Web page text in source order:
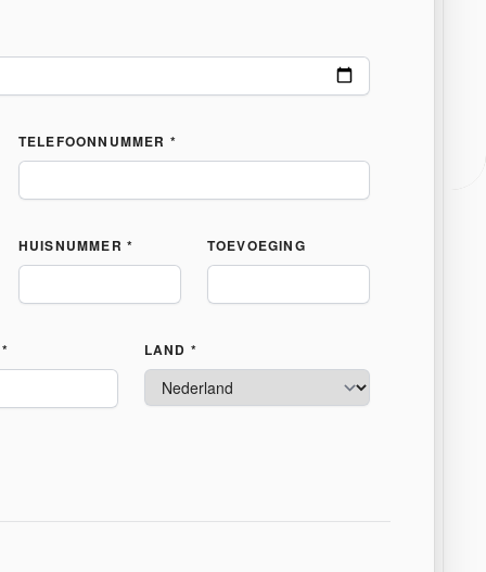
TELEFOONNUMMER *
HUISNUMMER * TOEVOEGING
LAND *